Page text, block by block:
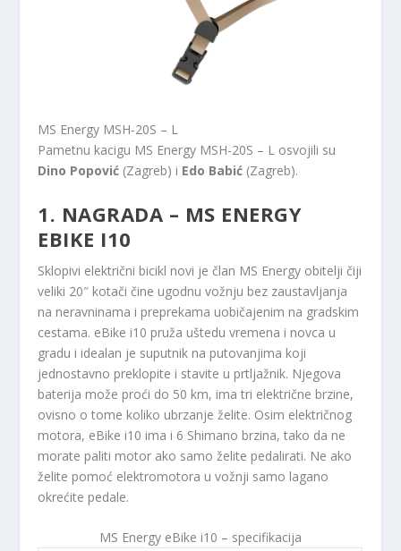
MS Energy MSH-20S – L
Pametnu kacigu MS Energy MSH-20S – L osvojili su
Dino Popović (Zagreb) i Edo Babić (Zagreb).
1. NAGRADA – MS ENERGY
EBIKE I10
Sklopivi električni bicikl novi je član MS Energy obitelji čiji
veliki 20″ kotači čine ugodnu vožnju bez zaustavljanja
na neravninama i preprekama uobičajenim na gradskim
cestama. eBike i10 pruža uštedu vremena i novca u
gradu i idealan je suputnik na putovanjima koji
jednostavno preklopite i stavite u prtljažnik. Njegova
baterija može proći do 50 km, ima tri električne brzine,
ovisno o tome koliko ubrzanje želite. Osim električnog
motora, eBike i10 ima i 6 Shimano brzina, tako da ne
morate paliti motor ako samo želite pedalirati. Ne ako
želite pomoć elektromotora u vožnji samo lagano
okrećite pedale.
MS Energy eBike i10 – specifikacija